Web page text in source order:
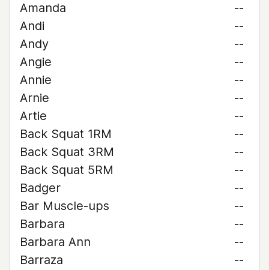
Amanda
--
Andi
--
Andy
--
Angie
--
Annie
--
Arnie
--
Artie
--
Back Squat 1RM
--
Back Squat 3RM
--
Back Squat 5RM
--
Badger
--
Bar Muscle-ups
--
Barbara
--
Barbara Ann
--
Barraza
--